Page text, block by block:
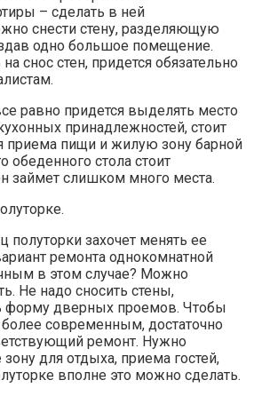
– сделать в ней
снести стену, разделяющую
одно большое помещение.
снос стен, придется обязательно
равно придется выделять место
принадлежностей, стоит
приема пищи и жилую зону барной
обеденного стола стоит
займет слишком много места.
захочет менять ее
ремонта однокомнатной
в этом случае? Можно
Не надо сносить стены,
форму дверных проемов. Чтобы
современным, достаточно
ремонт. Нужно
для отдыха, приема гостей,
вполне это можно сделать.